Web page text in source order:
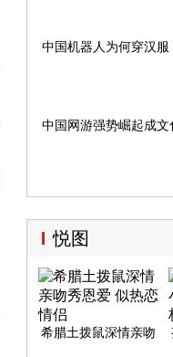
中国机器人为何穿汉服
中国网游强势崛起成文
悦图
希腊土拨鼠深情亲吻